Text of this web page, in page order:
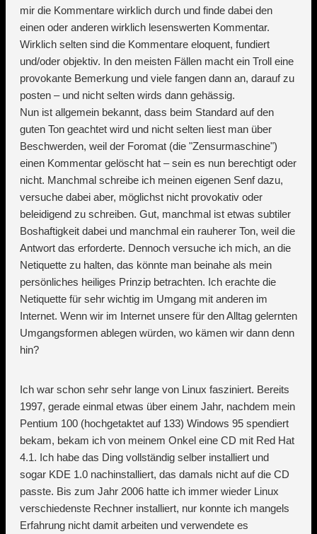
mir die Kommentare wirklich durch und finde dabei den
einen oder anderen wirklich lesenswerten Kommentar.
Wirklich selten sind die Kommentare eloquent, fundiert
und/oder objektiv. In den meisten Fällen macht ein Troll eine
provokante Bemerkung und viele fangen dann an, darauf zu
posten – und nicht selten wirds dann gehässig.
Nun ist allgemein bekannt, dass beim Standard auf den
guten Ton geachtet wird und nicht selten liest man über
Beschwerden, weil der Foromat (die "Zensurmaschine")
einen Kommentar gelöscht hat – sein es nun berechtigt oder
nicht. Manchmal schreibe ich meinen eigenen Senf dazu,
versuche dabei aber, möglichst nicht provokativ oder
beleidigend zu schreiben. Gut, manchmal ist etwas subtiler
Boshaftigkeit dabei und manchmal ein rauherer Ton, weil die
Antwort das erforderte. Dennoch versuche ich mich, an die
Netiquette zu halten, das könnte man beinahe als mein
persönliches heiliges Prinzip betrachten. Ich erachte die
Netiquette für sehr wichtig im Umgang mit anderen im
Internet. Wenn wir im Internet unsere für den Alltag gelernten
Umgangsformen ablegen würden, wo kämen wir dann denn
hin?
Ich war schon sehr sehr lange von Linux fasziniert. Bereits
1997, gerade einmal etwas über einem Jahr, nachdem mein
Pentium 100 (hochgetaktet auf 133) Windows 95 spendiert
bekam, bekam ich von meinem Onkel eine CD mit Red Hat
4.1. Ich habe das Ding vollständig selber installiert und
sogar KDE 1.0 nachinstalliert, das damals nicht auf die CD
passte. Bis zum Jahr 2006 hatte ich immer wieder Linux
verschiedenste Rechner installiert, nur konnte ich mangels
Erfahrung nicht damit arbeiten und verwendete es